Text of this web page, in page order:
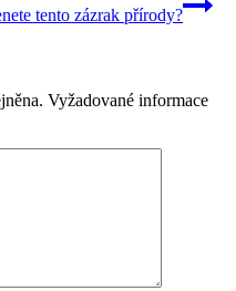
tento zázrak přírody?
Vyžadované informace